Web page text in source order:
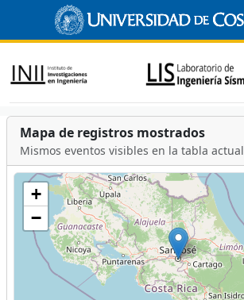
Mapa de registros mostrados
Mismos eventos visibles en la tabla actual
+
−